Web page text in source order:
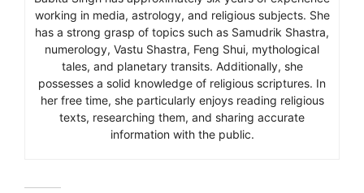
working in media, astrology, and religious subjects. She
has a strong grasp of topics such as Samudrik Shastra,
numerology, Vastu Shastra, Feng Shui, mythological
tales, and planetary transits. Additionally, she
possesses a solid knowledge of religious scriptures. In
her free time, she particularly enjoys reading religious
texts, researching them, and sharing accurate
information with the public.